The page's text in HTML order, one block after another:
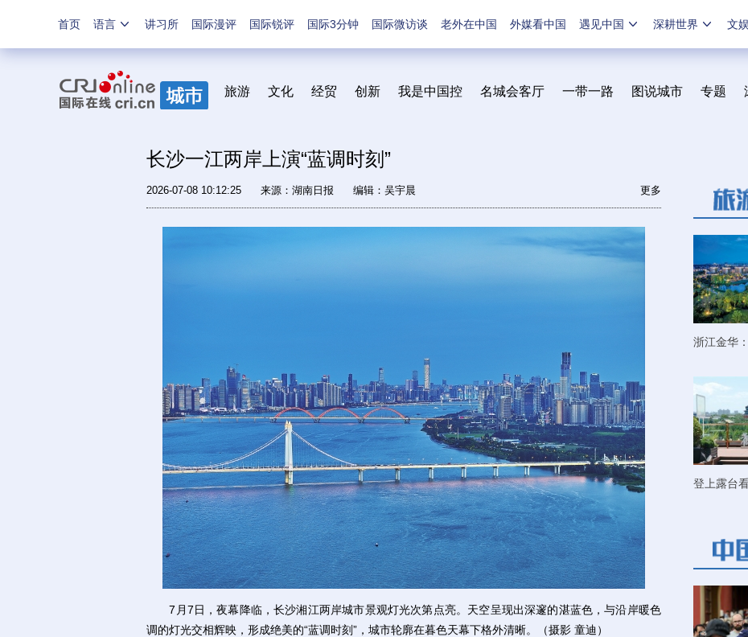
首页 语言 讲习所 国际漫评 国际锐评 国际3分钟 国际微访谈 老外在中国 外媒看中国 遇见中国 深耕世界 文
旅游 文化 经贸 创新 我是中国控 名城会客厅 一带一路 图说城市 专题
长沙一江两岸上演“蓝调时刻”
2026-07-08 10:12:25 来源： 湖南日报 编辑：吴宇晨 更多
7月7日，夜幕降临，长沙湘江两岸城市景观灯光次第点亮。天空呈现出深邃的湛蓝色，与沿岸暖色
调的灯光交相辉映，形成绝美的“蓝调时刻”，城市轮廓在暮色天幕下格外清晰。（摄影 童迪）
浙江金华
登上露台